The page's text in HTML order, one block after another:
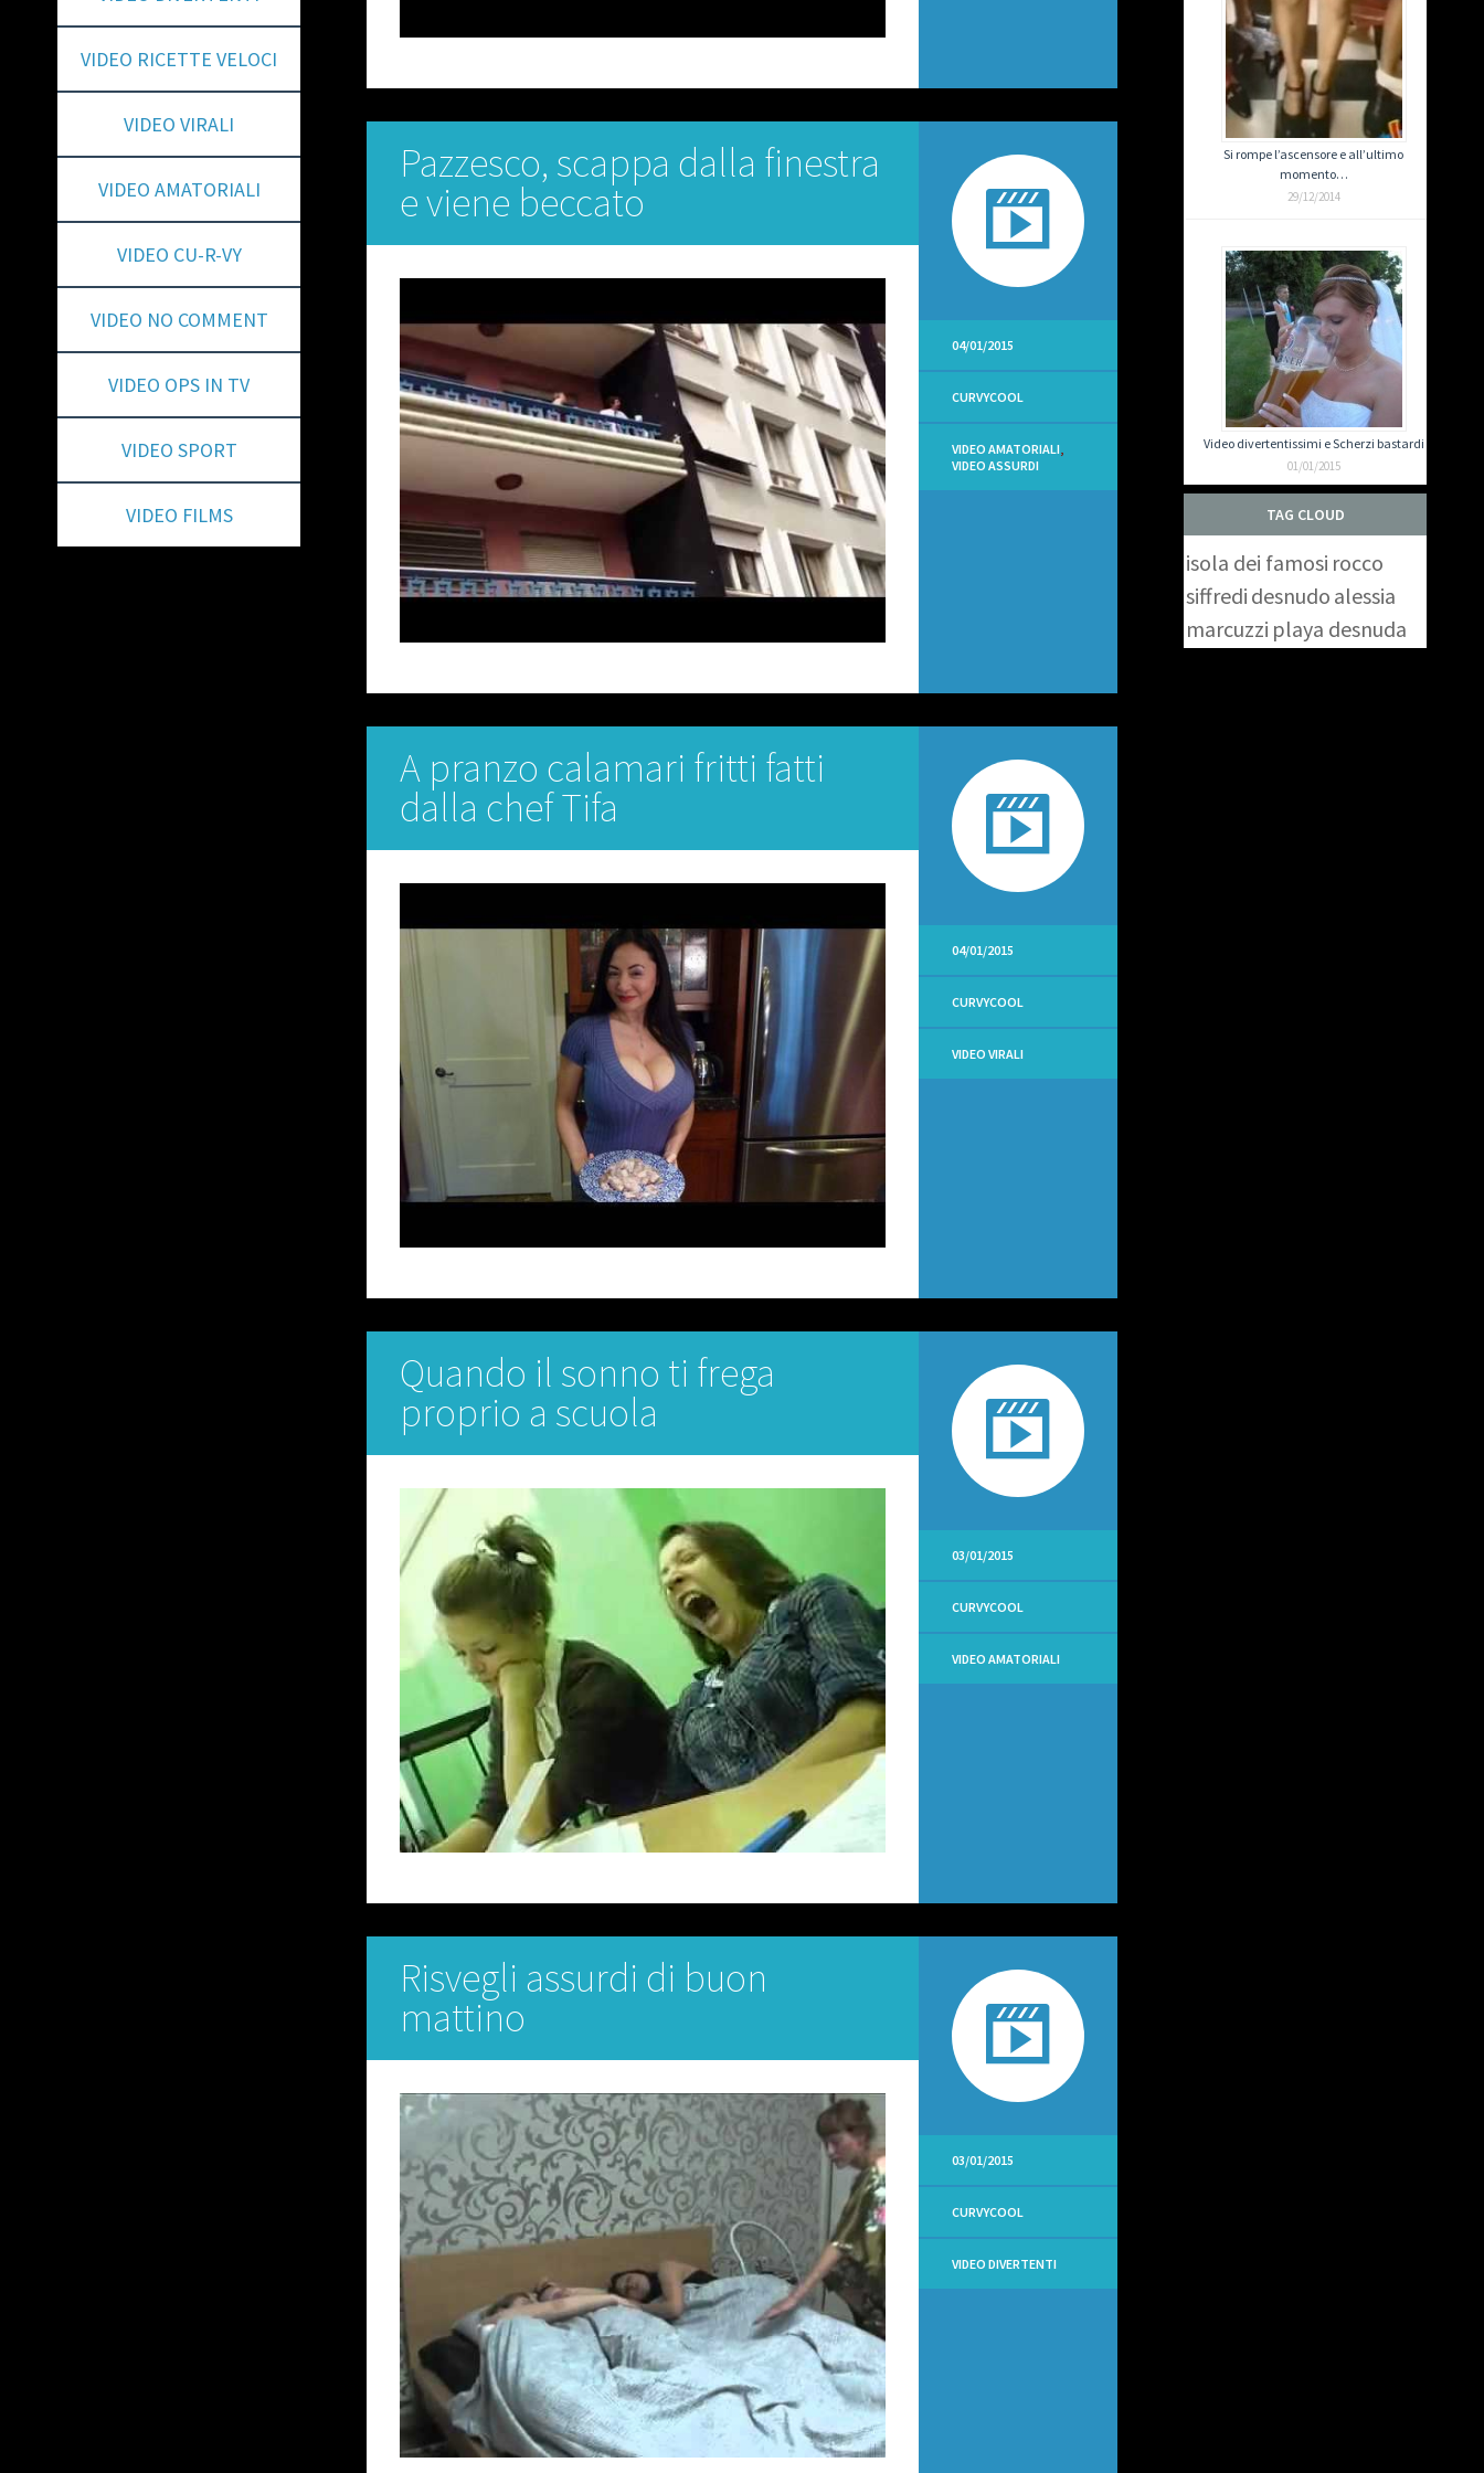
VIDEO RICETTE VELOCI
VIDEO VIRALI
VIDEO AMATORIALI
VIDEO CU-R-VY
VIDEO NO COMMENT
VIDEO OPS IN TV
VIDEO SPORT
VIDEO FILMS
Pazzesco, scappa dalla finestra
e viene beccato
04/01/2015
CURVYCOOL
VIDEO AMATORIALI,
VIDEO ASSURDI
A pranzo calamari fritti fatti
dalla chef Tifa
04/01/2015
CURVYCOOL
VIDEO VIRALI
Quando il sonno ti frega
proprio a scuola
03/01/2015
CURVYCOOL
VIDEO AMATORIALI
Risvegli assurdi di buon
mattino
03/01/2015
CURVYCOOL
VIDEO DIVERTENTI
Si rompe l’ascensore e all’ultimo
momento…
29/12/2014
Video divertentissimi e Scherzi bastardi
01/01/2015
TAG CLOUD
isola dei famosi rocco
siffredi desnudo alessia
marcuzzi playa desnuda